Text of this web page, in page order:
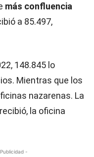
más confluencia
a 85.497,
148.845 lo
Mientras que los
nazarenas. La
la oficina
-